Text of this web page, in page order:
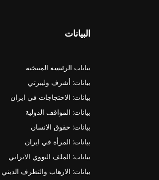
البيانات
بيانات الرئيسة المنتخبة
بيانات: أشرف وليبرتي
بيانات: الاحتجاجات في ايران
بيانات: المواقف الدولية
بيانات: حقوق الانسان
بيانات: المرأة في ايران
بيانات: الملف النووي الايراني
بيانات: الارهاب والتطرف الديني